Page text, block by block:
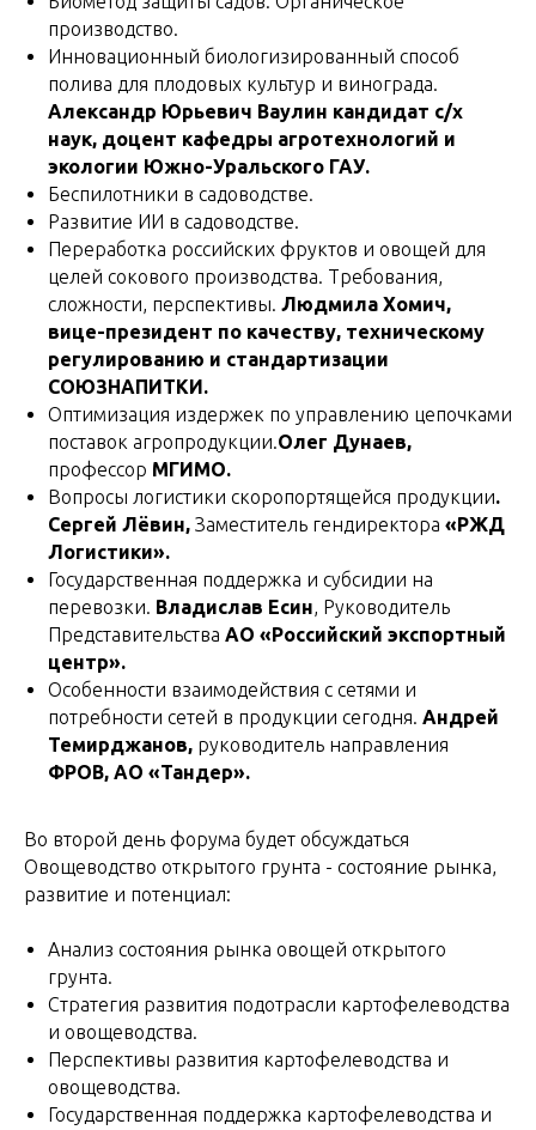
производство.
Инновационный биологизированный способ
полива для плодовых культур и винограда.
Александр Юрьевич Ваулин кандидат с/х
наук, доцент кафедры агротехнологий и
экологии Южно-Уральского ГАУ.
Беспилотники в садоводстве.
Развитие ИИ в садоводстве.
Переработка российских фруктов и овощей для
целей сокового производства. Требования,
сложности, перспективы. Людмила Хомич,
вице-президент по качеству, техническому
регулированию и стандартизации
СОЮЗНАПИТКИ.
Оптимизация издержек по управлению цепочками
поставок агропродукции.Олег Дунаев,
профессор МГИМО.
Вопросы логистики скоропортящейся продукции.
Сергей Лёвин, Заместитель гендиректора «РЖД
Логистики».
Государственная поддержка и субсидии на
перевозки. Владислав Есин, Руководитель
Представительства АО «Российский экспортный
центр».
Особенности взаимодействия с сетями и
потребности сетей в продукции сегодня. Андрей
Темирджанов, руководитель направления
ФРОВ, АО «Тандер».
Во второй день форума будет обсуждаться
Овощеводство открытого грунта - состояние рынка,
развитие и потенциал:
Анализ состояния рынка овощей открытого
грунта.
Стратегия развития подотрасли картофелеводства
и овощеводства.
Перспективы развития картофелеводства и
овощеводства.
Государственная поддержка картофелеводства и